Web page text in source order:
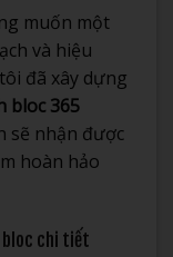
muốn một
và hiệu
đã xây dựng
bloc 365
sẽ nhận được
hoàn hảo
bloc chi tiết